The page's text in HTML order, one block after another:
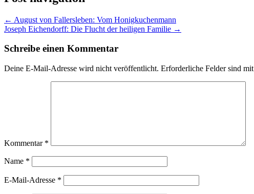
← August von Fallersleben: Vom Honigkuchenmann
Joseph Eichendorff: Die Flucht der heiligen Familie →
Schreibe einen Kommentar
Deine E-Mail-Adresse wird nicht veröffentlicht. Erforderliche Felder sind mit
Kommentar *
Name *
E-Mail-Adresse *